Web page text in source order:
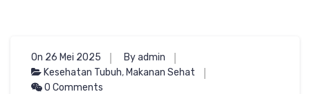
On 26 Mei 2025
By admin
Kesehatan Tubuh, Makanan Sehat
0 Comments